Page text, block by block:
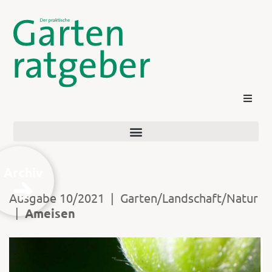
Login
Ausgabe 10/2021 | Garten/Landschaft/Natur
| Ameisen